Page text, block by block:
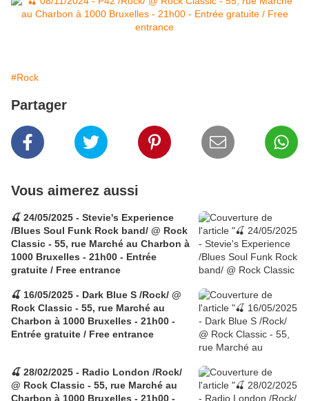
#Rock
Partager
Vous aimerez aussi
🍒 24/05/2025 - Stevie's Experience
/Blues Soul Funk Rock band/ @ Rock
Classic - 55, rue Marché au Charbon à
1000 Bruxelles - 21h00 - Entrée
gratuite / Free entrance
🍒 16/05/2025 - Dark Blue S /Rock/ @
Rock Classic - 55, rue Marché au
Charbon à 1000 Bruxelles - 21h00 -
Entrée gratuite / Free entrance
🍒 28/02/2025 - Radio London /Rock/
@ Rock Classic - 55, rue Marché au
Charbon à 1000 Bruxelles - 21h00 -